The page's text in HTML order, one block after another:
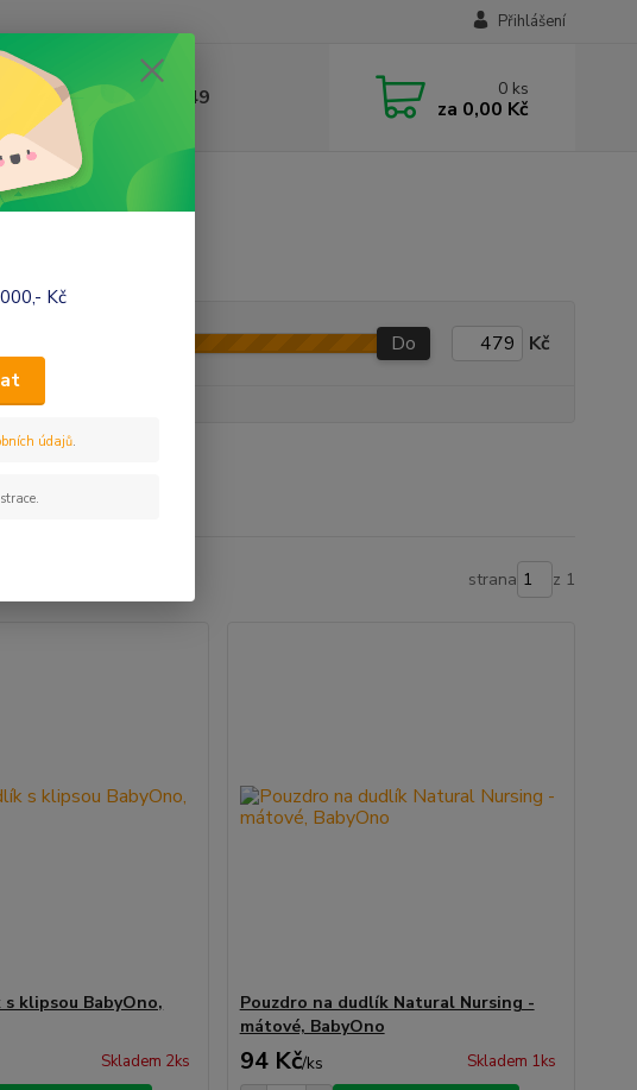
Přihlášení
+420412384749 0 ks
za 0,00 Kč
Do Kč
strana z 1
klipsou BabyOno,
Skladem 2ks
Pouzdro na dudlík Natural Nursing -
mátové, BabyOno
94 Kč/ks Skladem 1ks
Kč
údajů.